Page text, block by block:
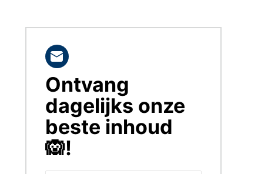
BLIJF
OP
DE
HOOGTE!
Ontvang
dagelijks onze
beste inhoud
🙉!